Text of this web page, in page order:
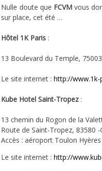
Nulle doute que FCVMvous
sur place, cet été …
Hôtel 1K Paris :
13 Boulevard du Temple,
Le site internet :http://
Kube Hotel Saint-Tropez:
13 chemin du Rogon de la
Route de Saint-Tropez, 83580 -
Accès : aéroport Toulon
Le site internet :http://